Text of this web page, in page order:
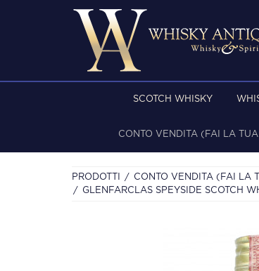
SCOTCH WHISKY
CONTO VENDITA (FAI LA
PRODOTTI CONTO VENDITA (FAI LA
GLENFARCLAS SPEYSIDE SCOTCH